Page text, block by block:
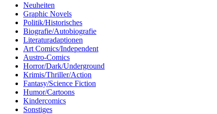
Neuheiten
Graphic Novels
Politik/Historisches
Biografie/Autobiografie
Literaturadaptionen
Art Comics/Independent
Austro-Comics
Horror/Dark/Underground
Krimis/Thriller/Action
Fantasy/Science Fiction
Humor/Cartoons
Kindercomics
Sonstiges